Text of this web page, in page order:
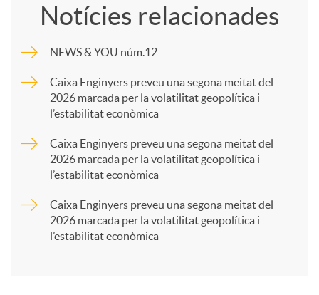
p
Notícies relacionades
NEWS & YOU núm.12
Caixa Enginyers preveu una segona meitat del
2026 marcada per la volatilitat geopolítica i
l’estabilitat econòmica
Caixa Enginyers preveu una segona meitat del
2026 marcada per la volatilitat geopolítica i
l’estabilitat econòmica
Caixa Enginyers preveu una segona meitat del
2026 marcada per la volatilitat geopolítica i
l’estabilitat econòmica